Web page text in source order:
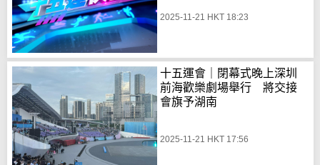
2025-11-21 HKT 18:23
十五運會｜閉幕式晚上深圳
前海歡樂劇場舉行 將交接
會旗予湖南
2025-11-21 HKT 17:56